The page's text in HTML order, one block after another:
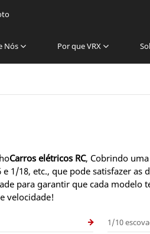
Nós Por que VRX
Carros elétricos RC, Cobrindo
1/18, etc., que pode satisfazer
para garantir que cada
velocidade!
1/10